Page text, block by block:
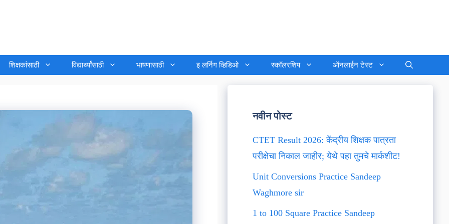
शिक्षकांसाठी विद्यार्थ्यांसाठी भाषणासाठी इ लर्निग व्हिडिओ स्कॉलरशिप ऑनलाईन टेस्ट
नवीन पोस्ट
CTET Result 2026: केंद्रीय शिक्षक पात्रता
परीक्षेचा निकाल जाहीर; येथे पहा तुमचे मार्कशीट!
Unit Conversions Practice Sandeep
Waghmore sir
1 to 100 Square Practice Sandeep